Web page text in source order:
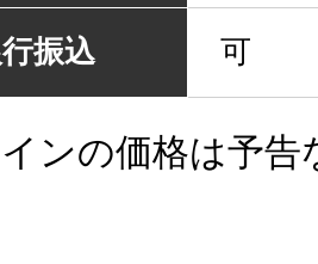
振込 可
ンの価格は予告